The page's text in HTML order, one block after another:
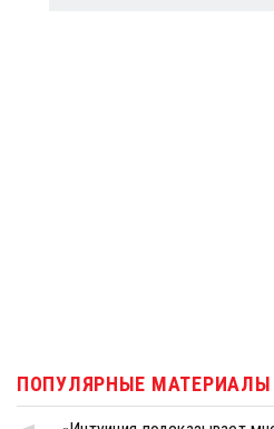
ПОПУЛЯРНЫЕ МАТЕРИАЛЫ